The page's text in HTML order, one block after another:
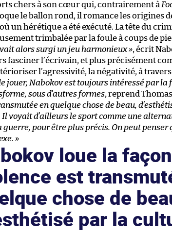
chers à son cœur qui, contrairement à
le ballon rond, il romance les origines
un hérétique a été exécuté. La tête du
trimbalée par la foule à coups de
alors surgi un jeu harmonieux », écrit
fasciner l’écrivain, et plus précisément
l’agressivité, la négativité, à
jouer, Nabokov est toujours intéressé par
sous d’autres formes, reprend
en quelque chose de beau,
voyait d’ailleurs le sport comme une
pour être plus précis. On peut penser
»
loue la
est
chose de
par la